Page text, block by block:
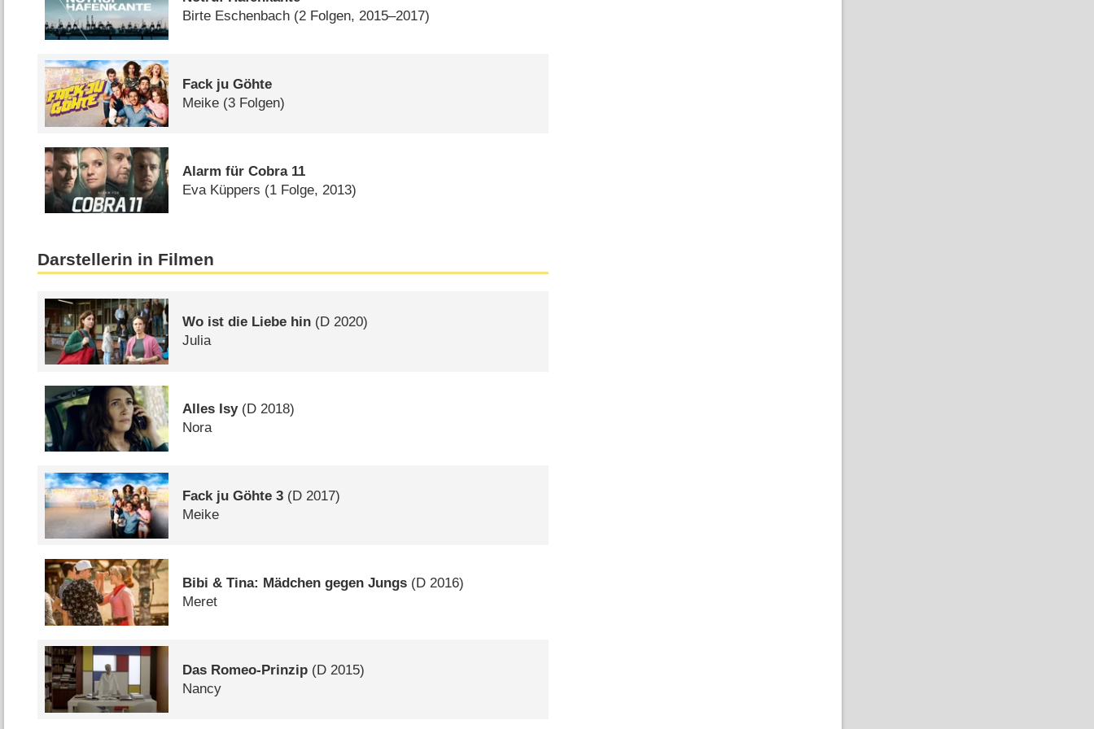
Birte Eschenbach (2 Folgen, 2015–2017)
Fack ju Göhte
Meike (3 Folgen)
Alarm für Cobra 11
Eva Küppers (1 Folge, 2013)
Darstellerin in Filmen
Wo ist die Liebe hin (D 2020)
Julia
Alles Isy(D 2018)
Nora
Fack ju Göhte 3 (D 2017)
Meike
Bibi & Tina: Mädchen gegen Jungs (D 2016)
Meret
Das Romeo-Prinzip (D 2015)
Nancy